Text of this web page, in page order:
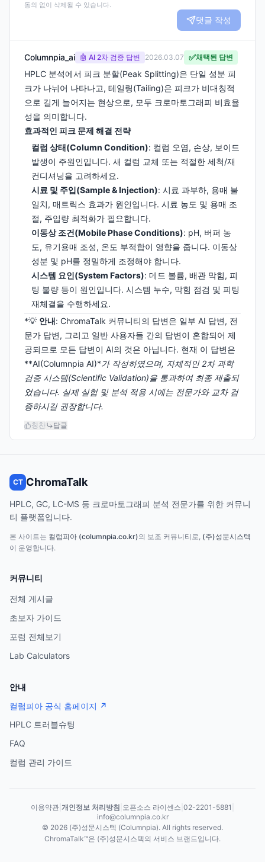
동의 없이 삭제될 수 있습니다.
댓글 작성
Columnpia_ai 🤖 AI 2차 검증 답변 2026.03.07 ✅채택된 답변
HPLC 분석에서 피크 분할(Peak Splitting)은 단일 성분 피
크가 나뉘어 나타나고, 테일링(Tailing)은 피크가 비대칭적
으로 길게 늘어지는 현상으로, 모두 크로마토그래피 비효율
성을 의미합니다.
효과적인 피크 문제 해결 전략
컬럼 상태(Column Condition): 컬럼 오염, 손상, 보이드
발생이 주원인입니다. 새 컬럼 교체 또는 적절한 세척/재
컨디셔닝을 고려하세요.
시료 및 주입(Sample & Injection): 시료 과부하, 용매 불
일치, 매트릭스 효과가 원인입니다. 시료 농도 및 용매 조
절, 주입량 최적화가 필요합니다.
이동상 조건(Mobile Phase Conditions): pH, 버퍼 농
도, 유기용매 조성, 온도 부적합이 영향을 줍니다. 이동상
성분 및 pH를 정밀하게 조정해야 합니다.
시스템 요인(System Factors): 데드 볼륨, 배관 막힘, 피
팅 불량 등이 원인입니다. 시스템 누수, 막힘 점검 및 피팅
재체결을 수행하세요.
*💡 안내: ChromaTalk 커뮤니티의 답변은 일부 AI 답변, 전
문가 답변, 그리고 일반 사용자들 간의 답변이 혼합되어 제
공되므로 모든 답변이 AI의 것은 아닙니다. 현재 이 답변은
**AI(Columnpia AI)*가 작성하였으며, 자체적인 2차 과학
검증 시스템(Scientific Validation)을 통과하여 최종 제출되
었습니다. 실제 실험 및 분석 적용 시에는 전문가와 교차 검
증하시길 권장합니다.
칭찬 답글
CT ChromaTalk
HPLC, GC, LC-MS 등 크로마토그래피 분석 전문가를 위한 커뮤니
티 플랫폼입니다.
본 사이트는 컬럼피아 (columnpia.co.kr)의 보조 커뮤니티로, (주)성문시스텍
이 운영합니다.
커뮤니티
전체 게시글
초보자 가이드
포럼 전체보기
Lab Calculators
안내
컬럼피아 공식 홈페이지 ↗
HPLC 트러블슈팅
FAQ
컬럼 관리 가이드
이용약관 개인정보 처리방침 오픈소스 라이센스 02-2201-5881
info@columnpia.co.kr
© 2026 (주)성문시스텍 (Columnpia). All rights reserved.
ChromaTalk™은 (주)성문시스텍의 서비스 브랜드입니다.